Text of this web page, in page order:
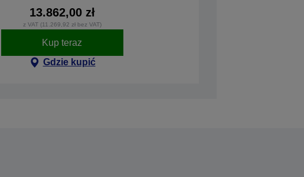
13.862,00 zł
z VAT (11.269,92 zł bez VAT)
Kup teraz
Gdzie kupić